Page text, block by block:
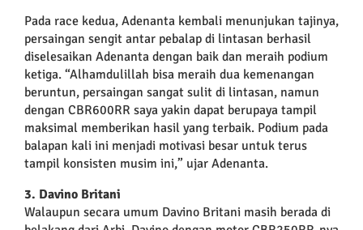
Pada race kedua, Adenanta kembali menunjukan tajinya,
persaingan sengit antar pebalap di lintasan berhasil
diselesaikan Adenanta dengan baik dan meraih podium
ketiga. “Alhamdulillah bisa meraih dua kemenangan
beruntun, persaingan sangat sulit di lintasan, namun
dengan CBR600RR saya yakin dapat berupaya tampil
maksimal memberikan hasil yang terbaik. Podium pada
balapan kali ini menjadi motivasi besar untuk terus
tampil konsisten musim ini,” ujar Adenanta.
3. Davino Britani
Walaupun secara umum Davino Britani masih berada di